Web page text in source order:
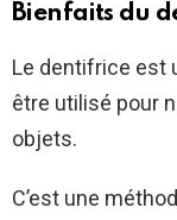
Bienfaits du
Le dentifrice est
être utilisé pour
objets.
C’est une